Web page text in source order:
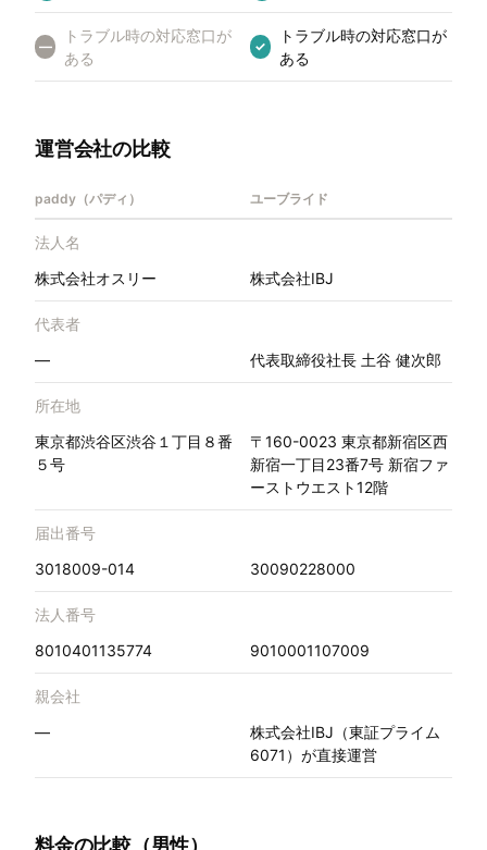
—
トラブル時の対応窓口が
ある
✓
トラブル時の対応窓口が
ある
運営会社の比較
paddy（パディ） ユーブライド
法人名
株式会社オスリー
株式会社IBJ
代表者
—
代表取締役社長 土谷 健次郎
所在地
東京都渋谷区渋谷１丁目８番
５号
〒160-0023 東京都新宿区西
新宿一丁目23番7号 新宿ファ
ーストウエスト12階
届出番号
3018009-014
30090228000
法人番号
8010401135774
9010001107009
親会社
—
株式会社IBJ（東証プライム
6071）が直接運営